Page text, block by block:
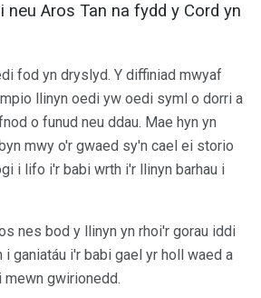
neu Aros Tan na fydd y Cord yn
fod yn dryslyd. Y diffiniad mwyaf
llinyn oedi yw oedi syml o dorri a
o funud neu ddau. Mae hyn yn
mwy o'r gwaed sy'n cael ei storio
i lifo i'r babi wrth i'r llinyn barhau i
nes bod y llinyn yn rhoi'r gorau iddi
i ganiatáu i'r babi gael yr holl waed a
gwirionedd.